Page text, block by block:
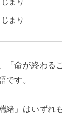
まり
「命が終わる
です。
緒」はいずれ